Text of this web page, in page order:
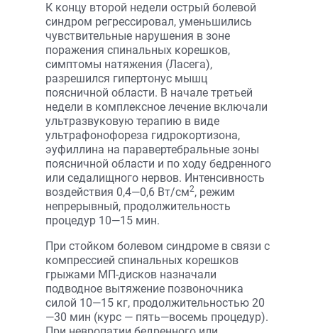
К концу второй недели острый болевой
синдром регрессировал, уменьшились
чувствительные нарушения в зоне
поражения спинальных корешков,
симптомы натяжения (Ласега),
разрешился гипертонус мышц
поясничной области. В начале третьей
недели в комплексное лечение включали
ультразвуковую терапию в виде
ультрафонофореза гидрокортизона,
эуфиллина на паравертебральные зоны
поясничной области и по ходу бедренного
или седалищного нервов. Интенсивность
воздействия 0,4—0,6 Вт/см2, режим
непрерывный, продолжительность
процедур 10—15 мин.
При стойком болевом синдроме в связи с
компрессией спинальных корешков
грыжами МП-дисков назначали
подводное вытяжение позвоночника
силой 10—15 кг, продолжительностью 20
—30 мин (курс — пять—восемь процедур).